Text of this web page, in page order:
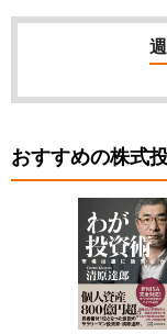
おすすめの株式